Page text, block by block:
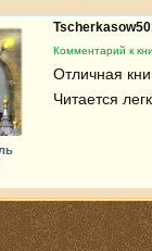
Комментарий к
Отличная
Читается